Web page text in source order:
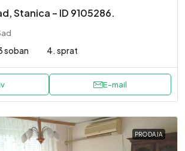
Stanica – ID 9105286.
soban 4. sprat
E-mail
PRODAJA